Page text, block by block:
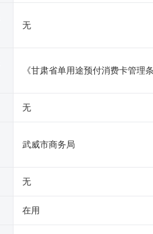
无
《甘肃省单用途预付消费卡管理
无
武威市商务局
无
在用